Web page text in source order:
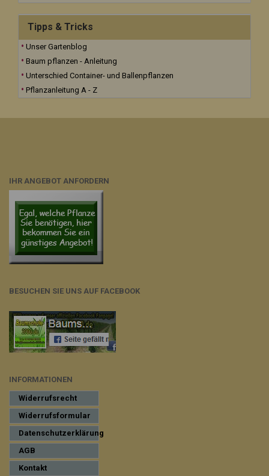
Tipps & Tricks
Unser Gartenblog
Baum pflanzen - Anleitung
Unterschied Container- und Ballenpflanzen
Pflanzanleitung A - Z
IHR ANGEBOT ANFORDERN
BESUCHEN SIE UNS AUF FACEBOOK
INFORMATIONEN
Widerrufsrecht
Widerrufsformular
Datenschutzerklärung
AGB
Kontakt